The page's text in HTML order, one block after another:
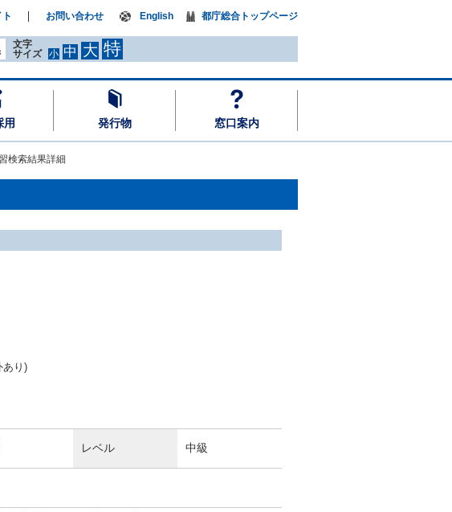
用 発行物 窓口案内
文字
サイズ
小 中 大 特
お問い合わせ English 都庁総合トップページ
検索結果詳細
あり)
レベル 中級